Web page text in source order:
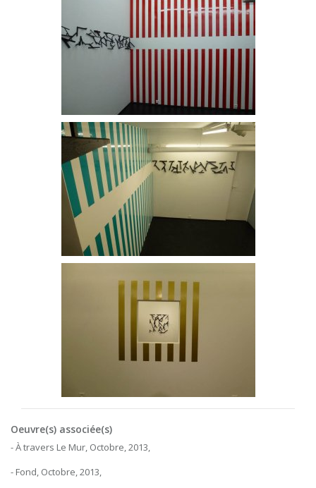
Oeuvre(s) associée(s)
- À travers Le Mur, Octobre, 2013,
- Fond, Octobre, 2013,